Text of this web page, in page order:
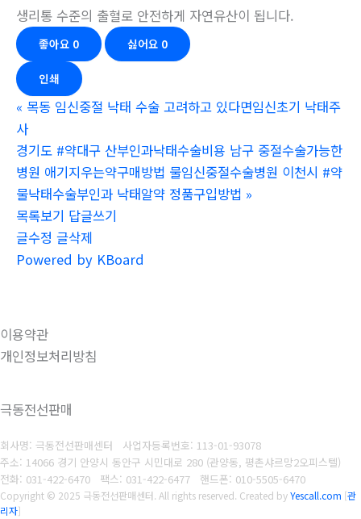
생리통 수준의 출혈로 안전하게 자연유산이 됩니다.
좋아요 0 싫어요 0
인쇄
« 목동 임신중절 낙태 수술 고려하고 있다면임신초기 낙­태주
사
경기도 #약대구 산부인과낙태수술비용 남구 중절수술가능한
병원 애기지우는약구매방법 물임신중절수술병원 이천시 #약
물낙태수술부인과 낙­태알약 정품구입방법 »
목록보기 답글쓰기
글수정 글삭제
Powered by KBoard
이용약관
개인정보처리방침
극동전선판매
회사명: 극동전선판매센터 사업자등록번호: 113-01-93078
주소: 14066 경기 안양시 동안구 시민대로 280 (관양동, 평촌샤르망2오피스텔)
전화: 031-422-6470
팩스: 031-422-6477 핸드폰: 010-5505-6470
Copyright © 2025 극동전선판매센터. All rights reserved. Created byYescall.com [관
리자]